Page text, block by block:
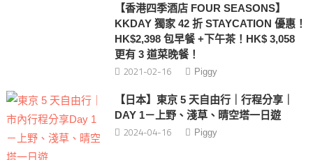
【香港四季酒店 FOUR SEASONS】
KKDAY 獨家 42 折 STAYCATION 優惠！
HK$2,398 包早餐 +下午茶！HK$ 3,058
更有 3 道菜晚餐！
2021-02-16 Piggy
【日本】東京 5 天自由行｜行程分享｜
DAY 1－上野、淺草、晴空塔一日遊
2024-04-16 Piggy